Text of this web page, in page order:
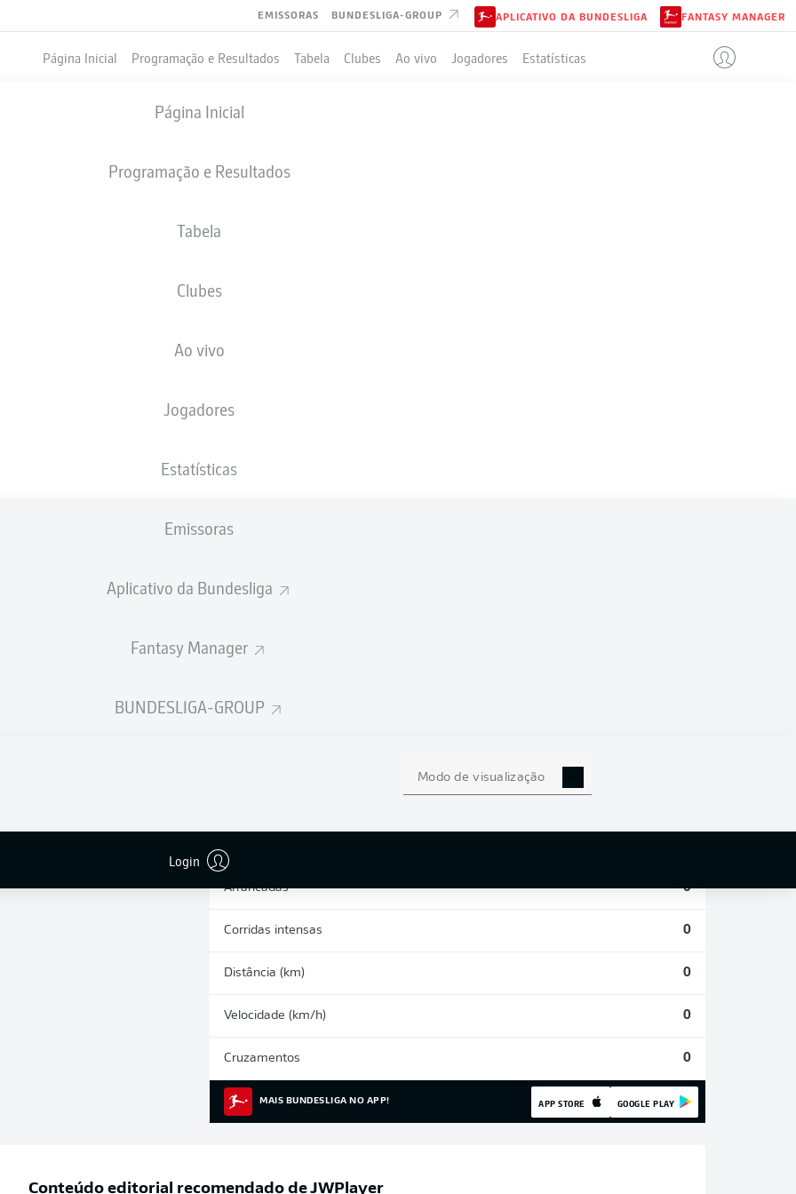
EMISSORAS BUNDESLIGA-GROUP APLICATIVO DA BUNDESLIGA FANTASY MANAGER
Página Inicial Programação e Resultados Tabela Clubes Ao vivo Jogadores Estatísticas
Página Inicial
Programação e Resultados
Tabela
Clubes
Ao vivo
Jogadores
Estatísticas
Emissoras
Aplicativo da Bundesliga
Fantasy Manager
BUNDESLIGA-GROUP
Modo de visualização
Login
31.03.2003
DA TEMPORADA 2026/2027
Arrancadas 0
Corridas intensas 0
Distância (km) 0
Velocidade (km/h) 0
Cruzamentos 0
MAIS BUNDESLIGA NO APP! APP STORE GOOGLE PLAY
Conteúdo editorial recomendado deJWPlayer